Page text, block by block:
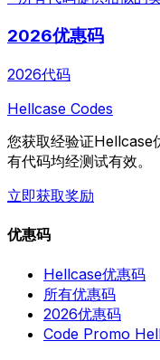
2026优惠码
2026代码
Hellcase Codes
您获取经验证Hellcase
有代码均经测试有效。
立即获取奖励
优惠码
Hellcase优惠码
所有优惠码
2026优惠码
Code Promo